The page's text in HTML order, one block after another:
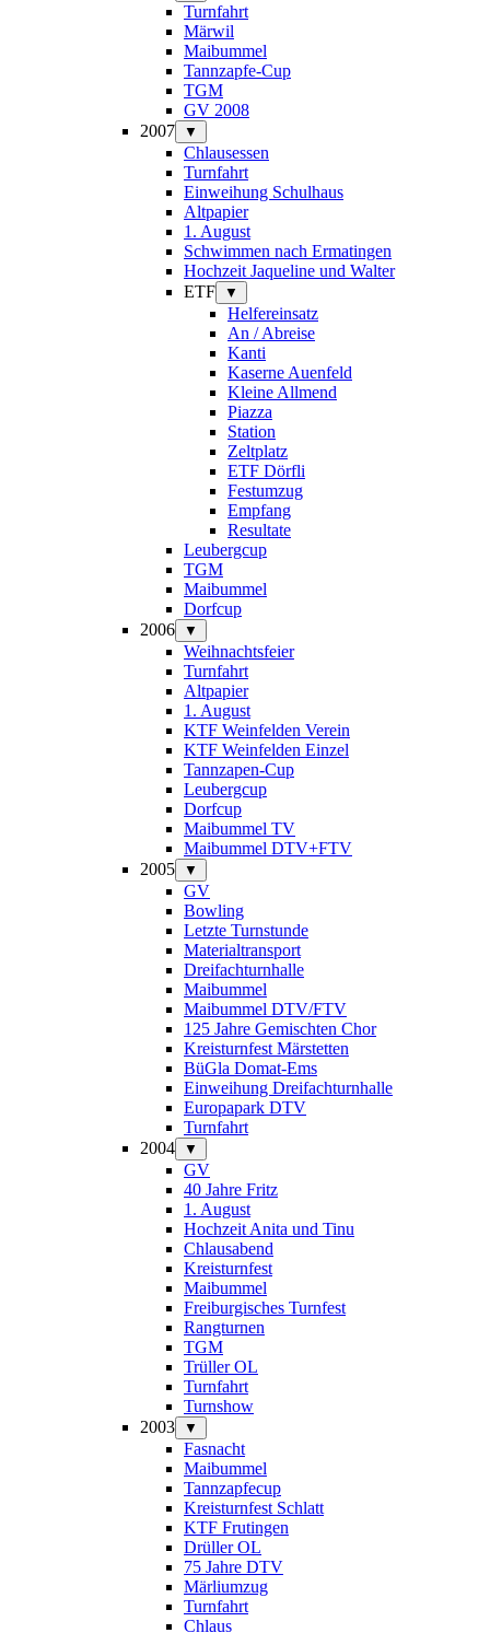
Turnfahrt
Märwil
Maibummel
Tannzapfe-Cup
TGM
GV 2008
2007
▼
Chlausessen
Turnfahrt
Einweihung Schulhaus
Altpapier
1. August
Schwimmen nach Ermatingen
Hochzeit Jaqueline und Walter
ETF
▼
Helfereinsatz
An / Abreise
Kanti
Kaserne Auenfeld
Kleine Allmend
Piazza
Station
Zeltplatz
ETF Dörfli
Festumzug
Empfang
Resultate
Leubergcup
TGM
Maibummel
Dorfcup
2006
▼
Weihnachtsfeier
Turnfahrt
Altpapier
1. August
KTF Weinfelden Verein
KTF Weinfelden Einzel
Tannzapen-Cup
Leubergcup
Dorfcup
Maibummel TV
Maibummel DTV+FTV
2005
▼
GV
Bowling
Letzte Turnstunde
Materialtransport
Dreifachturnhalle
Maibummel
Maibummel DTV/FTV
125 Jahre Gemischten Chor
Kreisturnfest Märstetten
BüGla Domat-Ems
Einweihung Dreifachturnhalle
Europapark DTV
Turnfahrt
2004
▼
GV
40 Jahre Fritz
1. August
Hochzeit Anita und Tinu
Chlausabend
Kreisturnfest
Maibummel
Freiburgisches Turnfest
Rangturnen
TGM
Trüller OL
Turnfahrt
Turnshow
2003
▼
Fasnacht
Maibummel
Tannzapfecup
Kreisturnfest Schlatt
KTF Frutingen
Drüller OL
75 Jahre DTV
Märliumzug
Turnfahrt
Chlaus